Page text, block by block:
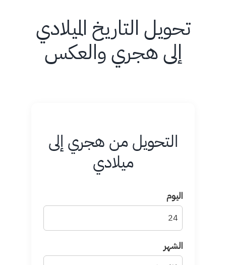
تحويل التاريخ الميلادي
إلى هجري والعكس
التحويل من هجري إلى
ميلادي
اليوم
الشهر